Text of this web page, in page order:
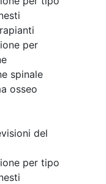
per
spinale
osseo
del
per tipo